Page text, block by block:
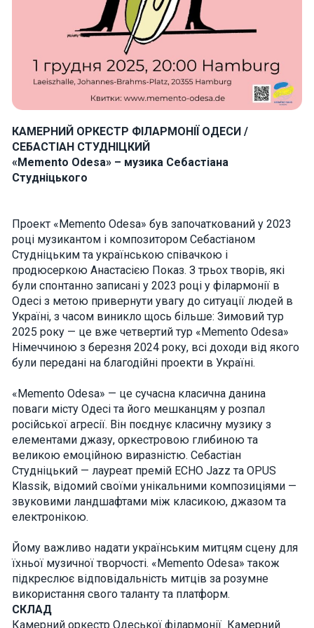
КАМЕРНИЙ ОРКЕСТР ФІЛАРМОНІЇ ОДЕСИ /
СЕБАСТІАН СТУДНІЦКИЙ
«Memento Odesa» – музика Себастіана
Студніцького
Проект «Memento Odesa» був започаткований у 2023
році музикантом і композитором Себастіаном
Студніцьким та українською співачкою і
продюсеркою Анастасією Показ. З трьох творів, які
були спонтанно записані у 2023 році у філармонії в
Одесі з метою привернути увагу до ситуації людей в
Україні, з часом виникло щось більше: Зимовий тур
2025 року — це вже четвертий тур «Memento Odesa»
Німеччиною з березня 2024 року, всі доходи від якого
були передані на благодійні проекти в Україні.
«Memento Odesa» — це сучасна класична данина
поваги місту Одесі та його мешканцям у розпал
російської агресії. Він поєднує класичну музику з
елементами джазу, оркестровою глибиною та
великою емоційною виразністю. Себастіан
Студніцький — лауреат премій ECHO Jazz та OPUS
Klassik, відомий своїми унікальними композиціями —
звуковими ландшафтами між класикою, джазом та
електронікою.
Йому важливо надати українським митцям сцену для
їхньої музичної творчості. «Memento Odesa» також
підкреслює відповідальність митців за розумне
використання свого таланту та платформ.
СКЛАД
Камерний оркестр Одеської філармонії Камерний
how the
website is
used.
Experience
In order for
our website
to perform
possible
refuse these
disappear
from the
website.
Marketing
By sharing
your
interests and
behavior as
you visit our
site, you
increase the
seeing
personalized
content and
offers.